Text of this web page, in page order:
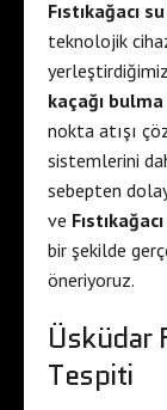
Fıstıkağacı
teknolojik
kaçağı bulma
nokta atışı
sistemlerini
sebepten
ve
bir şekilde
öneriyoruz.
Üsküdar
Tespiti